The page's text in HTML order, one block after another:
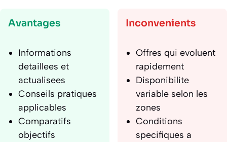
Avantages
Informations
detaillees et
actualisees
Conseils pratiques
applicables
Comparatifs
objectifs
Inconvenients
Offres qui evoluent
rapidement
Disponibilite
variable selon les
zones
Conditions
specifiques a